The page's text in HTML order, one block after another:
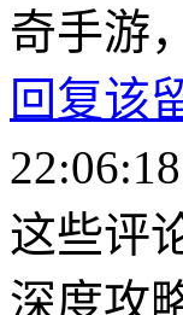
奇手游
回复该
这些评
深度攻